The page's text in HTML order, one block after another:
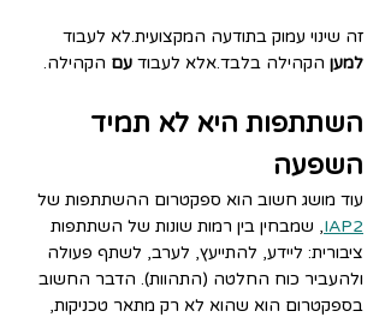
זה שינוי עמוק בתודעה המקצועית.לא לעבוד
למען הקהילה בלבד.אלא לעבוד עם הקהילה.
השתתפות היא לא תמיד
השפעה
עוד מושג חשוב הוא ספקטרום ההשתתפות של
IAP2, שמבחין בין רמות שונות של השתתפות
ציבורית: ליידע, להתייעץ, לערב, לשתף פעולה
ולהעביר כוח החלטה (התהוות). הדבר החשוב
בספקטרום הוא שהוא לא רק מתאר טכניקות,